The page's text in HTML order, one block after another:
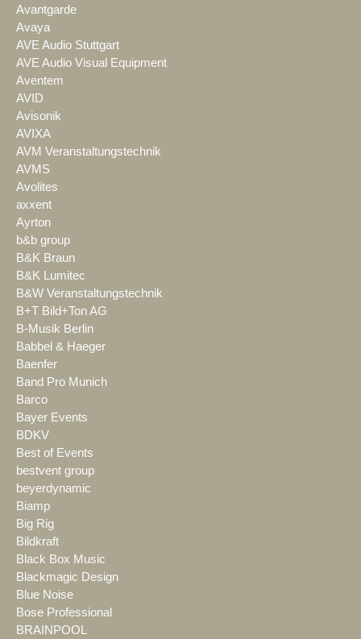
Avantgarde
Avaya
AVE Audio Stuttgart
AVE Audio Visual Equipment
Aventem
AVID
Avisonik
AVIXA
AVM Veranstaltungstechnik
AVMS
Avolites
axxent
Ayrton
b&b group
B&K Braun
B&K Lumitec
B&W Veranstaltungstechnik
B+T Bild+Ton AG
B-Musik Berlin
Babbel & Haeger
Baenfer
Band Pro Munich
Barco
Bayer Events
BDKV
Best of Events
bestvent group
beyerdynamic
Biamp
Big Rig
Bildkraft
Black Box Music
Blackmagic Design
Blue Noise
Bose Professional
BRAINPOOL